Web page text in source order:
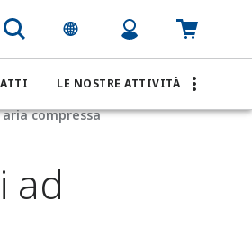
LE NOSTRE ATTIVITÀ
compressa
ad